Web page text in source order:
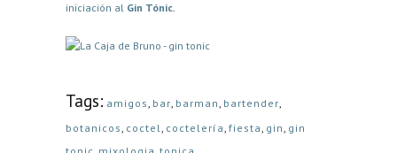
iniciación al Gin Tónic.
Tags: amigos, bar, barman, bartender,
botanicos, coctel, coctelería, fiesta, gin, gin